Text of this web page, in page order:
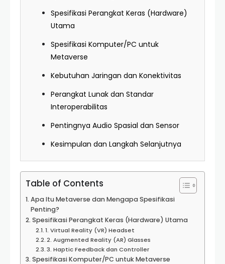
Spesifikasi Perangkat Keras (Hardware)
Utama
Spesifikasi Komputer/PC untuk
Metaverse
Kebutuhan Jaringan dan Konektivitas
Perangkat Lunak dan Standar
Interoperabilitas
Pentingnya Audio Spasial dan Sensor
Kesimpulan dan Langkah Selanjutnya
Table of Contents
Apa Itu Metaverse dan Mengapa Spesifikasi
Penting?
Spesifikasi Perangkat Keras (Hardware) Utama
1. Virtual Reality (VR) Headset
2. Augmented Reality (AR) Glasses
3. Haptic Feedback dan Controller
Spesifikasi Komputer/PC untuk Metaverse